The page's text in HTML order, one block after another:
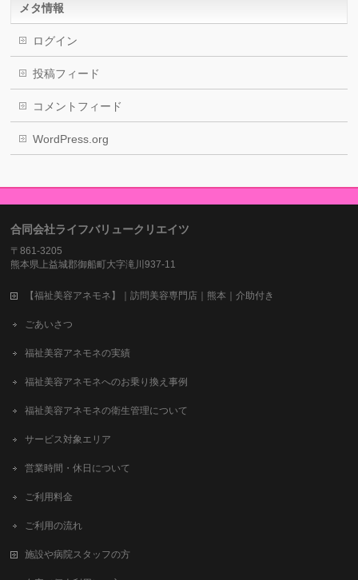
メタ情報
ログイン
投稿フィード
コメントフィード
WordPress.org
合同会社ライフバリュークリエイツ
〒861-3205
熊本県上益城郡御船町大字滝川937-11
【福祉美容アネモネ】｜訪問美容専門店｜熊本｜介助付き
ごあいさつ
福祉美容アネモネの実績
福祉美容アネモネへのお乗り換え事例
福祉美容アネモネの衛生管理について
サービス対象エリア
営業時間・休日について
ご利用料金
ご利用の流れ
施設や病院スタッフの方